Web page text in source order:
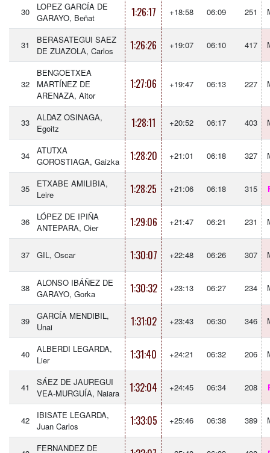
30
LOPEZ GARCÍA DE
GARAYO, Beñat
1:26:17 +18:58 06:09 251
31
BERASATEGUI SAEZ
DE ZUAZOLA, Carlos
1:26:26 +19:07 06:10 417
32
BENGOETXEA
MARTÍNEZ DE
ARENAZA, Aitor
1:27:06 +19:47 06:13 227
33
ALDAZ OSINAGA,
Egoitz
1:28:11 +20:52 06:17 403
34
ATUTXA
GOROSTIAGA, Gaizka
1:28:20 +21:01 06:18 327
35
ETXABE AMILIBIA,
Leire
1:28:25 +21:06 06:18 315
36
LÓPEZ DE IPIÑA
ANTEPARA, Oier
1:29:06 +21:47 06:21 231
37 GIL, Oscar 1:30:07 +22:48 06:26 307
38
ALONSO IBÁÑEZ DE
GARAYO, Gorka
1:30:32 +23:13 06:27 234
39
GARCÍA MENDIBIL,
Unai
1:31:02 +23:43 06:30 346
40
ALBERDI LEGARDA,
Lier
1:31:40 +24:21 06:32 206
41
SÁEZ DE JAUREGUI
VEA-MURGUÍA, Naiara
1:32:04 +24:45 06:34 208
42
IBISATE LEGARDA,
Juan Carlos
1:33:05 +25:46 06:38 389
FERNANDEZ DE